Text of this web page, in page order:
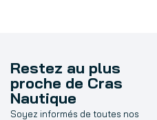
Restez au plus
proche de Cras
Nautique
Soyez informés de toutes nos